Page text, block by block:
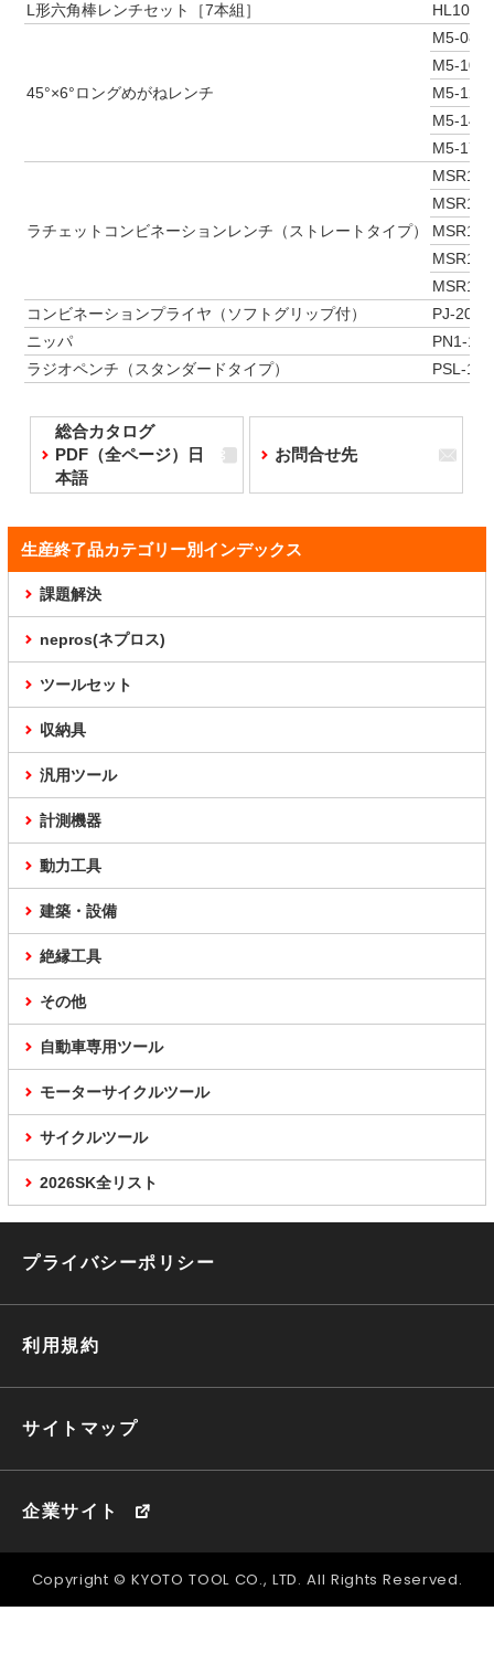
L形六角棒レンチセット［7本組］
45°×6°ロングめがねレンチ
M5-0810
M5-1012
M5-1214
M5-1417
M5-1719
ラチェットコンビネーションレンチ（ストレートタイプ）
コンビネーションプライヤ（ソフトグリップ付）
PJ-200
ニッパ
PN1-150
ラジオペンチ（スタンダードタイプ）
PSL-150
総合カタログ
PDF（全ページ）日
本語
お問合せ先
生産終了品カテゴリー別インデックス
課題解決
nepros(ネプロス)
ツールセット
収納具
汎用ツール
計測機器
動力工具
建築・設備
絶縁工具
その他
自動車専用ツール
モーターサイクルツール
サイクルツール
2026SK全リスト
プライバシーポリシー
利用規約
サイトマップ
企業サイト
Copyright © KYOTO TOOL CO., LTD. All Rights Reserved.